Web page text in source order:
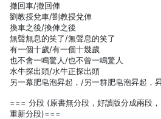
撤回車/撤回俥
劉教授兌車/劉教授兌俥
換車之後/換俥之後
無聲無息的笑了/無聲息的笑了
有一個十歲/有一個十幾歲
也不會一鳴驚人/也不曾一鳴驚人
水牛探出頭/水牛正探出頭
另一幕肥皂泡昇起，/另一群肥皂泡昇起，
=== 分段 (原書無分段，好讀版分成兩段
重新分段)===